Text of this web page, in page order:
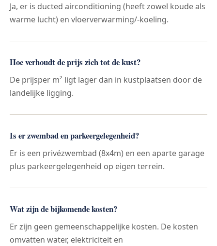
Ja, er is ducted airconditioning (heeft zowel koude als
warme lucht) en vloerverwarming/-koeling.
Hoe verhoudt de prijs zich tot de kust?
De prijsper m² ligt lager dan in kustplaatsen door de
landelijke ligging.
Is er zwembad en parkeergelegenheid?
Er is een privézwembad (8x4m) en een aparte garage
plus parkeergelegenheid op eigen terrein.
Wat zijn de bijkomende kosten?
Er zijn geen gemeenschappelijke kosten. De kosten
omvatten water, elektriciteit en